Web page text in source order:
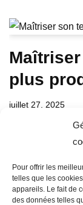
Pour offrir les
telles que les
appareils. Le fait de
des données telles
plus
juillet 27, 2025
Comment
plus productif…
sur LinkedIn,
…Lire la suite »